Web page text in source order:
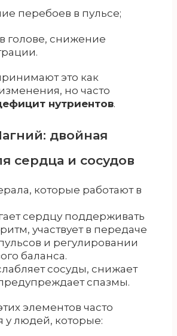
перебоев в пульсе;
голове, снижение
это как
но часто
нутриентов.
двойная
сердца и сосудов
которые работают в
сердцу поддерживать
участвует в передаче
и регулировании
баланса.
сосуды, снижает
спазмы.
элементов часто
у людей, которые: